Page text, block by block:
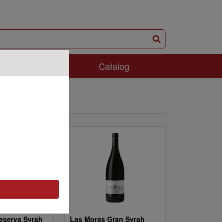
Catalog
Syrah Las Moras Gran Syrah